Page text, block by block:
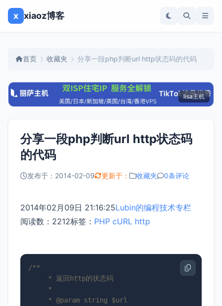
x xiaoz博客
首页 收藏夹 分享一段php判断url http状态码的代码
lisa主机
分享一段php判断url http状态码
的代码
发布于：2014-02-09 更新于： 收藏夹 0条评论
2014年02月09日 21:16:25Lubin的编程技术专栏
阅读数：2212标签： PHP cURL http
/**
     * 返回http的状态码
     *
     *
@param string $url